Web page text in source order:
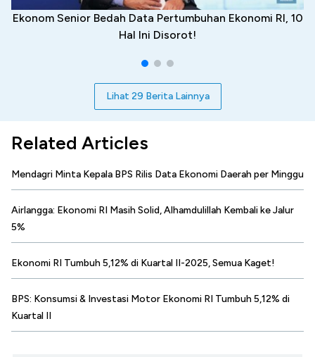
Ekonom Senior Bedah Data Pertumbuhan Ekonomi RI, 10
Hal Ini Disorot!
Lihat 29 Berita Lainnya
Related Articles
Mendagri Minta Kepala BPS Rilis Data Ekonomi Daerah per Minggu
Airlangga: Ekonomi RI Masih Solid, Alhamdulillah Kembali ke Jalur
5%
Ekonomi RI Tumbuh 5,12% di Kuartal II-2025, Semua Kaget!
BPS: Konsumsi & Investasi Motor Ekonomi RI Tumbuh 5,12% di
Kuartal II